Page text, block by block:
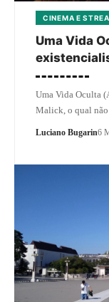
CINEMA E
Uma Vida
Uma Vida Oculta
Malick, o qual
Luciano Bugarin6